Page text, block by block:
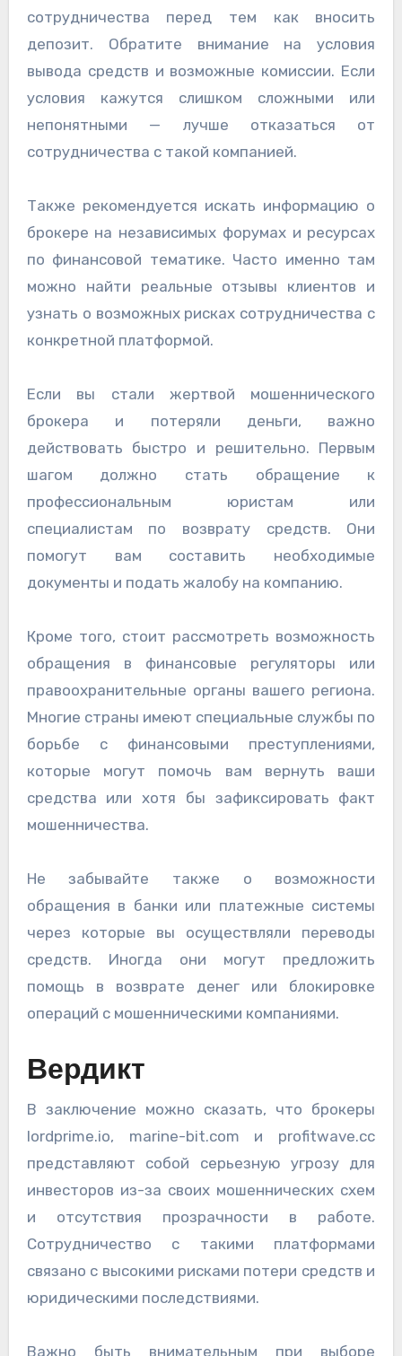
сотрудничества перед тем как вносить
депозит. Обратите внимание на условия
вывода средств и возможные комиссии. Если
условия кажутся слишком сложными или
непонятными — лучше отказаться от
сотрудничества с такой компанией.
Также рекомендуется искать информацию о
брокере на независимых форумах и ресурсах
по финансовой тематике. Часто именно там
можно найти реальные отзывы клиентов и
узнать о возможных рисках сотрудничества с
конкретной платформой.
Если вы стали жертвой мошеннического
брокера и потеряли деньги, важно
действовать быстро и решительно. Первым
шагом должно стать обращение к
профессиональным юристам или
специалистам по возврату средств. Они
помогут вам составить необходимые
документы и подать жалобу на компанию.
Кроме того, стоит рассмотреть возможность
обращения в финансовые регуляторы или
правоохранительные органы вашего региона.
Многие страны имеют специальные службы по
борьбе с финансовыми преступлениями,
которые могут помочь вам вернуть ваши
средства или хотя бы зафиксировать факт
мошенничества.
Не забывайте также о возможности
обращения в банки или платежные системы
через которые вы осуществляли переводы
средств. Иногда они могут предложить
помощь в возврате денег или блокировке
операций с мошенническими компаниями.
Вердикт
В заключение можно сказать, что брокеры
lordprime.io, marine-bit.com и profitwave.cc
представляют собой серьезную угрозу для
инвесторов из-за своих мошеннических схем
и отсутствия прозрачности в работе.
Сотрудничество с такими платформами
связано с высокими рисками потери средств и
юридическими последствиями.
Важно быть внимательным при выборе